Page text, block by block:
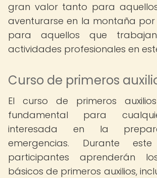
gran valor tanto para
aventurarse en la montaña
para aquellos que
actividades profesionales en
Curso de primeros
El curso de primeros
fundamental para
interesada en la
emergencias. Durante
participantes aprenderán
básicos de primeros auxilios,